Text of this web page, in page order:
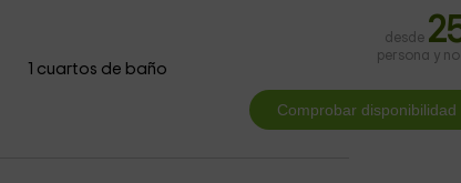
1 cuartos de baño
desde
persona y